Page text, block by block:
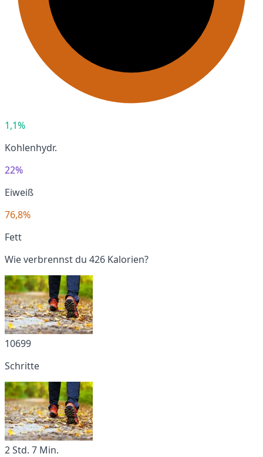
1,1%
Kohlenhydr.
22%
Eiweiß
76,8%
Fett
Wie verbrennst du 426 Kalorien?
10699
Schritte
2 Std. 7 Min.